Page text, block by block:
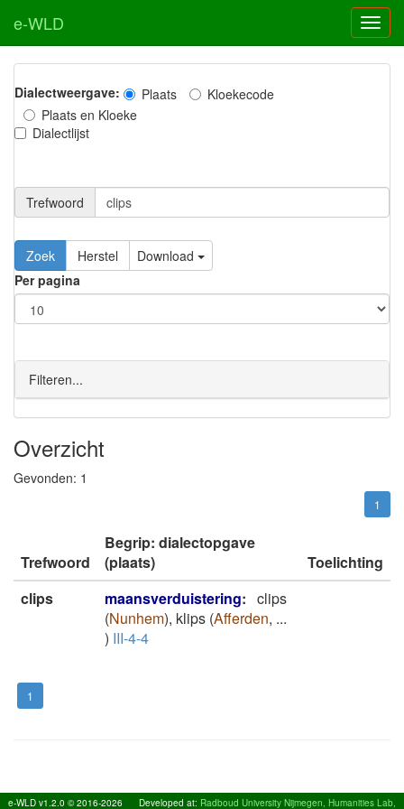
e-WLD
Dialectweergave: Plaats
Kloekecode
Plaats en Kloeke
Dialectlijst
Trefwoord
Download
Per pagina
Filteren...
Overzicht
Gevonden: 1
1
Trefwoord
Begrip: dialectopgave
(plaats)
Toelichting
clips
maansverduistering: clips
(Nunhem), klips (Afferden, ...
) III-4-4
1
e-WLD v1.2.0 © 2016-2026 Developed at: Radboud University Nijmegen, Humanities Lab,